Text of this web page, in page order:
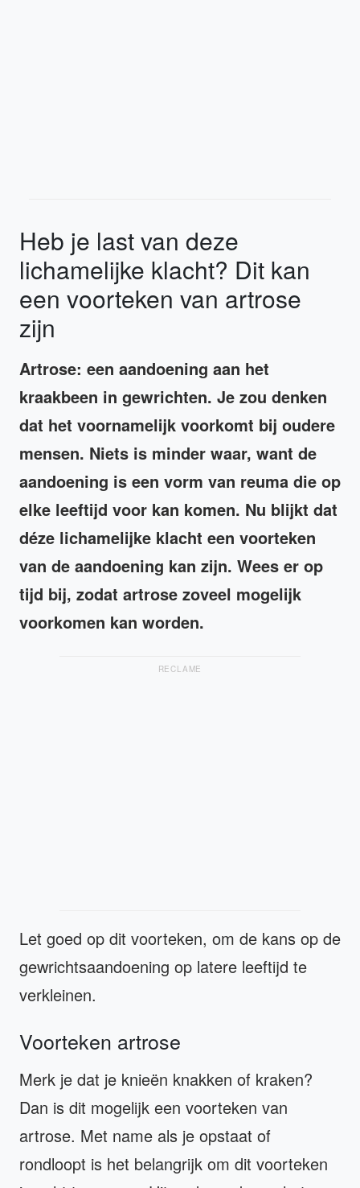
Heb je last van deze
lichamelijke klacht? Dit kan
een voorteken van artrose
zijn
Artrose: een aandoening aan het
kraakbeen in gewrichten. Je zou denken
dat het voornamelijk voorkomt bij oudere
mensen. Niets is minder waar, want de
aandoening is een vorm van reuma die op
elke leeftijd voor kan komen. Nu blijkt dat
déze lichamelijke klacht een voorteken
van de aandoening kan zijn. Wees er op
tijd bij, zodat artrose zoveel mogelijk
voorkomen kan worden.
RECLAME
Let goed op dit voorteken, om de kans op de
gewrichtsaandoening op latere leeftijd te
verkleinen.
Voorteken artrose
Merk je dat je knieën knakken of kraken?
Dan is dit mogelijk een voorteken van
artrose. Met name als je opstaat of
rondloopt is het belangrijk om dit voorteken